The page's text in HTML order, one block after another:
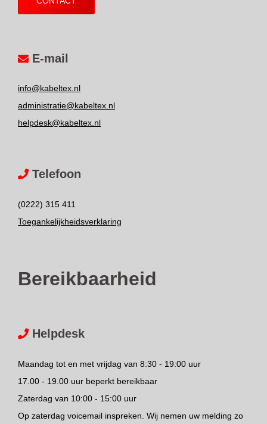
E-mail
info@kabeltex.nl
administratie@kabeltex.nl
helpdesk@kabeltex.nl
Telefoon
(0222) 315 411
Toegankelijkheidsverklaring
Bereikbaarheid
Helpdesk
Maandag tot en met vrijdag van 8:30 - 19:00 uur
17.00 - 19.00 uur beperkt bereikbaar
Zaterdag van 10:00 - 15:00 uur
Op zaterdag voicemail inspreken. Wij nemen uw melding zo